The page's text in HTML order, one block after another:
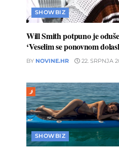
SHOWBIZ
Will Smith potpuno je
‘Veselim se ponovnom
BY NOVINE.HR 22. SRPNJA
SHOWBIZ